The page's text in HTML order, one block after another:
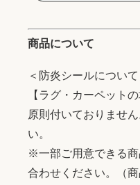
商品について
＜防炎シールについて
【ラグ・カーペットの
原則付いておりませ
い。
※一部ご用意できる
合わせください。（